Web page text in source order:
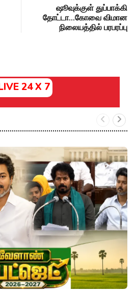
ஷூவுக்குள் துப்பாக்கி
தோட்டா...கோவை விமான
நிலையத்தில் பரபரப்பு
24 X 7